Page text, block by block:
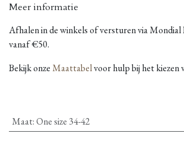
Meer informatie
Afhalen in de winkels of versturen via Mondial
vanaf €50.
Bekijk onzeMaattabelvoor hulp bij het kiezen
Maat:One size 34-42